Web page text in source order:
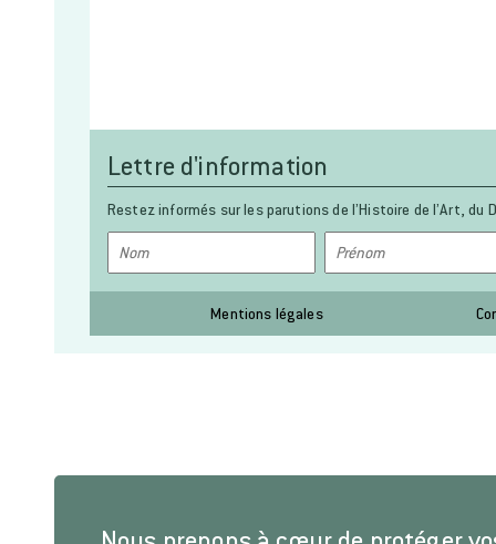
Lettre d'information
Restez informés sur les parutions de l’Histoire de l’Art, du
Mentions légales